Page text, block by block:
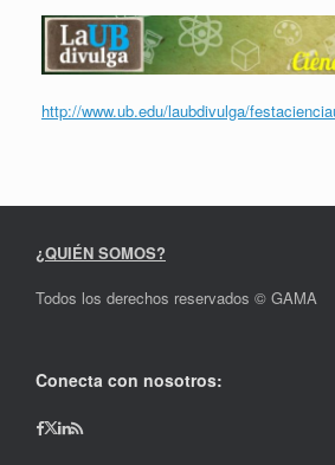
http://www.ub.edu/laubdivulga/
¿QUIÉN SOMOS?
Todos los derechos reservados © GAMA
Conecta con nosotros: